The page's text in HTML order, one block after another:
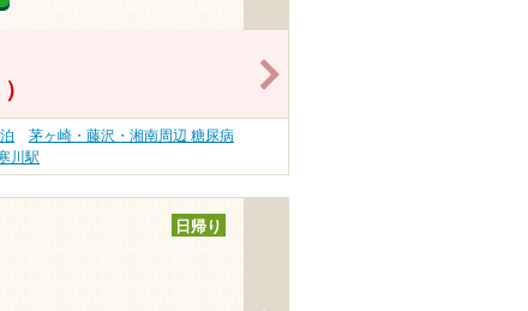
茅ヶ崎・藤沢・湘南周辺 糖尿病
川駅
日帰り